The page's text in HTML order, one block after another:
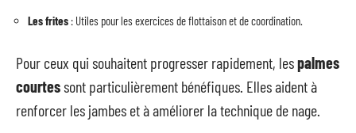
Les frites : Utiles pour les exercices de flottaison et de coordination.
Pour ceux qui souhaitent progresser rapidement, lespalmes
courtessont particulièrement bénéfiques. Elles aident à
renforcer les jambes et à améliorer la technique de nage.